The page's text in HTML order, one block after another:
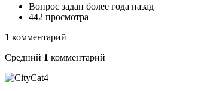
Вопрос задан более года назад
442 просмотра
1 комментарий
Средний 1 комментарий